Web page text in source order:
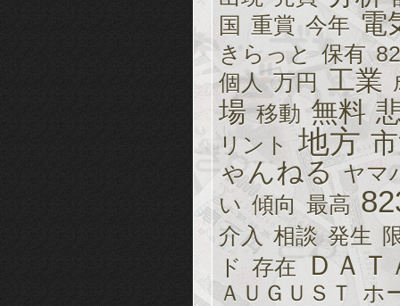
国 重賞 今年 電
きらっと 保有
個人 万円 工業
場 移動 無料
リント 地方
ゃんねる ヤマ
い 傾向 最高
介入 相談 発生
ド 存在 ＤＡＴ
ＡＵＧＵＳＴ
ホ